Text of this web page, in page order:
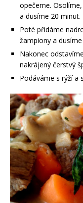
opečeme.
a dusíme 20 minut.
Poté přidáme
žampiony a
Nakonec
nakrájený čerstvý
Podáváme s rýží a